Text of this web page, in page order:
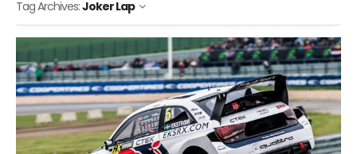
Tag Archives:Joker Lap